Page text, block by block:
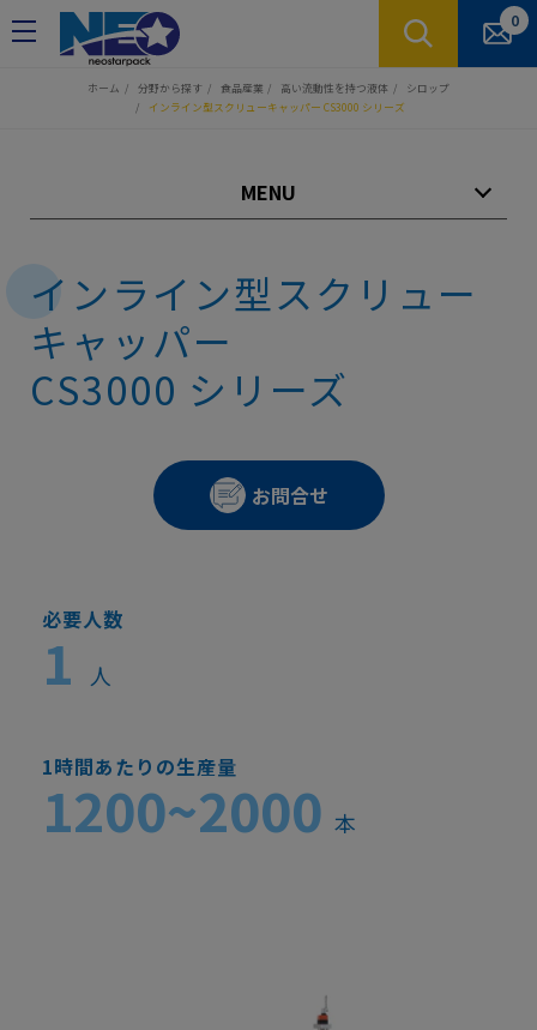
0
ホーム 分野から探す 食品産業 高い流動性を持つ液体
シロップ
インライン型スクリューキャッパー CS3000 シリーズ
MENU
インライン型スクリュー
キャッパー
CS3000 シリーズ
お問合せ
必要人数
1 人
1時間あたりの生産量
1200~2000 本
クッキー利用の管理について